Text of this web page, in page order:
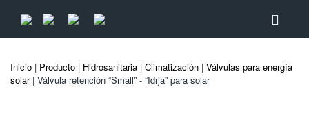
Inicio | Producto | Hidrosanitaria | Climatización | Válvulas para energía
solar| Válvula retención “Small” - “Idrja” para solar